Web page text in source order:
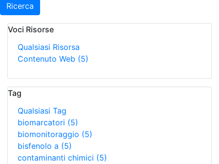
Ricerca
Voci Risorse
Qualsiasi Risorsa
Contenuto Web (5)
Tag
Qualsiasi Tag
biomarcatori (5)
biomonitoraggio (5)
bisfenolo a (5)
contaminanti chimici (5)